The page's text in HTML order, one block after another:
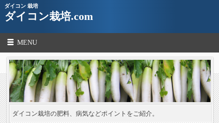
ダイコン 栽培
ダイコン栽培.com
MENU
ダイコン栽培の肥料、病気などポイントをご紹介。